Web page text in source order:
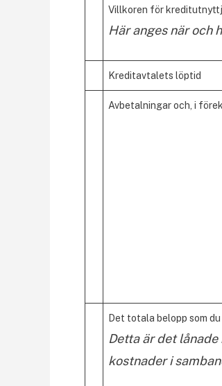
Villkoren för
Här anges när och
Kreditavtalets löptid
Avbetalningar och, i
Det totala belopp som
Detta är det
kostnader i